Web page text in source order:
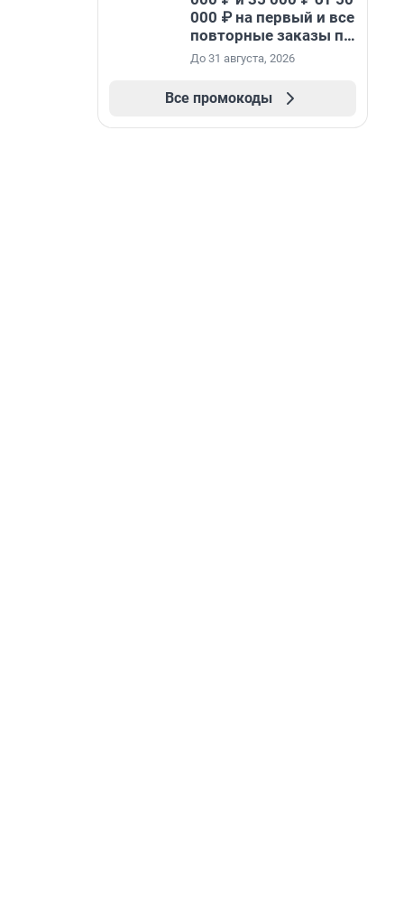
000 ₽ на первый и все
повторные заказы по
промокоду НАБЕРИ
До 31 августа, 2026
Все промокоды